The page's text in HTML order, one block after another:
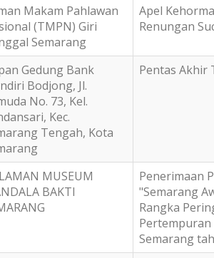
Makam Pahlawan
(TMPN) Giri
Semarang
Apel
Renungan
Gedung Bank
Bodjong, Jl.
No. 73, Kel.
Kec.
Tengah, Kota
Pentas Akhir
MUSEUM
BAKTI
Penerimaan
"Semarang
Rangka
Pertempuran
Semarang